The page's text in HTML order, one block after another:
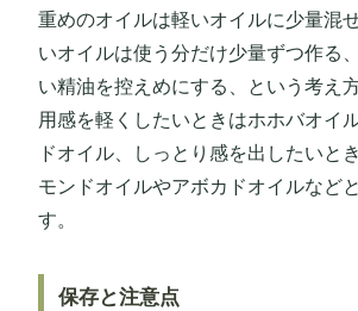
重めのオイルは軽いオイルに少量混
いオイルは使う分だけ少量ずつ作る
い精油を控えめにする、という考え
用感を軽くしたいときはホホバオイ
ドオイル、しっとり感を出したいと
モンドオイルやアボカドオイルなど
す。
保存と注意点